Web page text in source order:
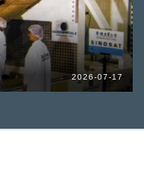
2026-07-17